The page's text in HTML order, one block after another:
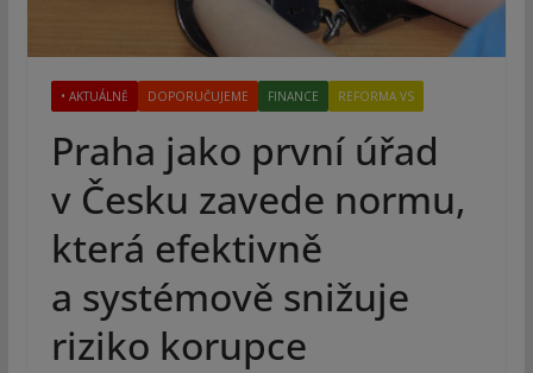
• AKTUÁLNĚ DOPORUČUJEME FINANCE REFORMA VS
Praha jako první úřad
v Česku zavede normu,
která efektivně
a systémově snižuje
riziko korupce